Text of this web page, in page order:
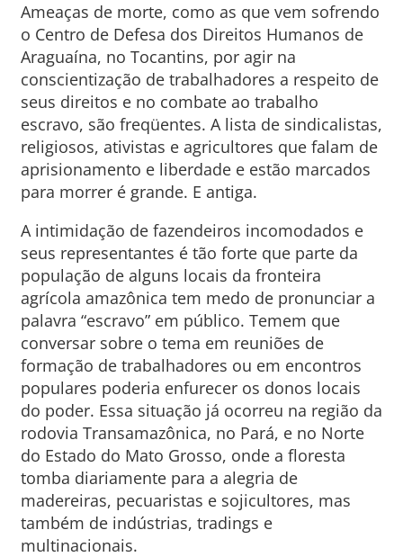
Ameaças de morte, como as que vem sofrendo
o Centro de Defesa dos Direitos Humanos de
Araguaína, no Tocantins, por agir na
conscientização de trabalhadores a respeito de
seus direitos e no combate ao trabalho
escravo, são freqüentes. A lista de sindicalistas,
religiosos, ativistas e agricultores que falam de
aprisionamento e liberdade e estão marcados
para morrer é grande. E antiga.
A intimidação de fazendeiros incomodados e
seus representantes é tão forte que parte da
população de alguns locais da fronteira
agrícola amazônica tem medo de pronunciar a
palavra “escravo” em público. Temem que
conversar sobre o tema em reuniões de
formação de trabalhadores ou em encontros
populares poderia enfurecer os donos locais
do poder. Essa situação já ocorreu na região da
rodovia Transamazônica, no Pará, e no Norte
do Estado do Mato Grosso, onde a floresta
tomba diariamente para a alegria de
madereiras, pecuaristas e sojicultores, mas
também de indústrias, tradings e
multinacionais.